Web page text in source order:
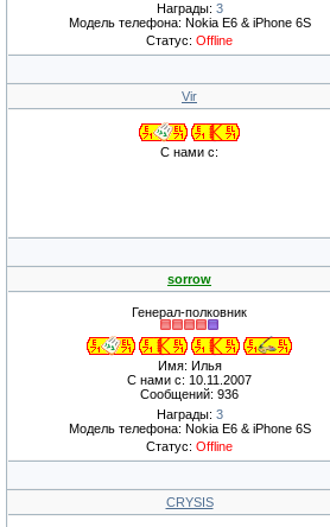
Награды: 3
Модель телефона: Nokia E6 & iPhone 6S
Статус: Offline
Vir
С нами с:
sorrow
Генерал-полковник
Имя: Илья
С нами с: 10.11.2007
Сообщений: 936
Награды: 3
Модель телефона: Nokia E6 & iPhone 6S
Статус: Offline
CRYSIS